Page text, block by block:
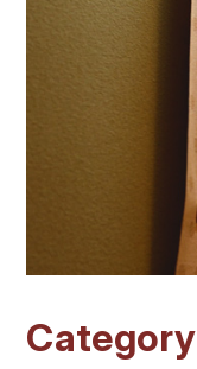
Category